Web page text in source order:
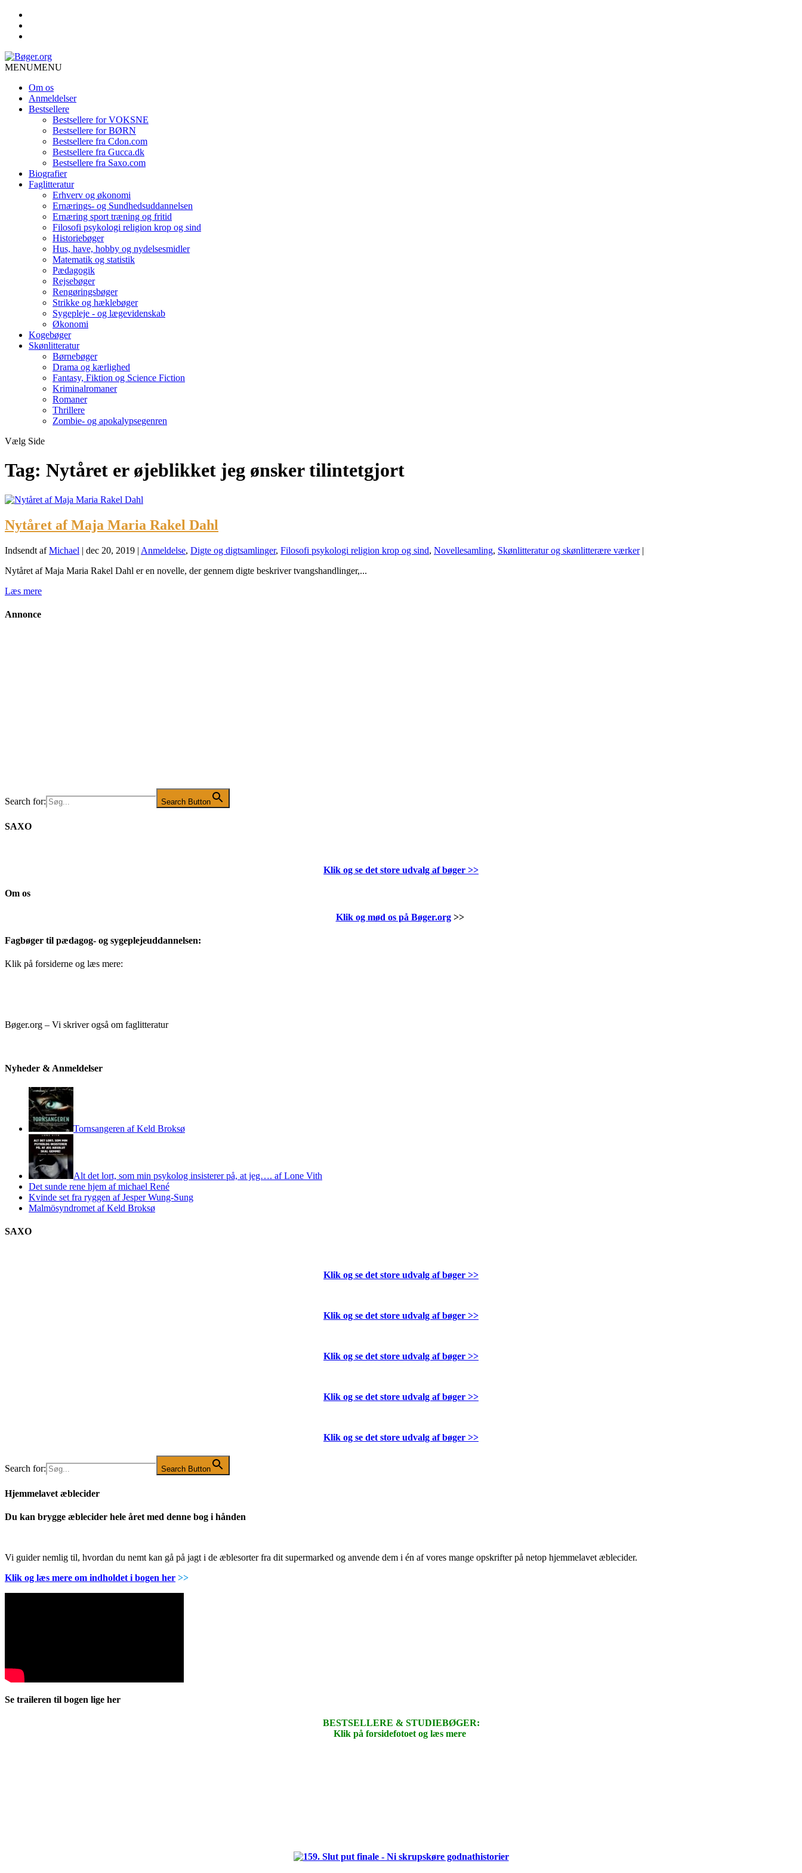
MENUMENU
Om os
Anmeldelser
Bestsellere
Bestsellere for VOKSNE
Bestsellere for BØRN
Bestsellere fra Cdon.com
Bestsellere fra Gucca.dk
Bestsellere fra Saxo.com
Biografier
Faglitteratur
Erhverv og økonomi
Ernærings- og Sundhedsuddannelsen
Ernæring sport træning og fritid
Filosofi psykologi religion krop og sind
Historiebøger
Hus, have, hobby og nydelsesmidler
Matematik og statistik
Pædagogik
Rejsebøger
Rengøringsbøger
Strikke og hæklebøger
Sygepleje - og lægevidenskab
Økonomi
Kogebøger
Skønlitteratur
Børnebøger
Drama og kærlighed
Fantasy, Fiktion og Science Fiction
Kriminalromaner
Romaner
Thrillere
Zombie- og apokalypsegenren
Vælg Side
Tag: Nytåret er øjeblikket jeg ønsker tilintetgjort
Nytåret af Maja Maria Rakel Dahl
Indsendt afMichael | dec 20, 2019 | Anmeldelse, Digte og digtsamlinger, Filosofi psykologi religion krop og sind, Novellesamling, Skønlitteratur og skønlitterære værker|
Nytåret af Maja Maria Rakel Dahl er en novelle, der gennem digte beskriver tvangshandlinger,...
Læs mere
Annonce
Search for: Search Button
SAXO
Klik og se det store udvalg af bøger >>
Om os
Klik og mød os på Bøger.org>>
Fagbøger til pædagog- og sygeplejeuddannelsen:
Klik på forsiderne og læs mere:
Bøger.org – Vi skriver også om faglitteratur
Nyheder & Anmeldelser
Tornsangeren af Keld Broksø
Alt det lort, som min psykolog insisterer på, at jeg…. af Lone Vith
Det sunde rene hjem af michael René
Kvinde set fra ryggen af Jesper Wung-Sung
Malmösyndromet af Keld Broksø
SAXO
Klik og se det store udvalg af bøger >>
Klik og se det store udvalg af bøger >>
Klik og se det store udvalg af bøger >>
Klik og se det store udvalg af bøger >>
Klik og se det store udvalg af bøger >>
Search for: Search Button
Hjemmelavet æblecider
Du kan brygge æblecider hele året med denne bog i hånden
Vi guider nemlig til, hvordan du nemt kan gå på jagt i de æblesorter fra dit supermarked og anvende dem i én af vores mange opskrifter på netop hjemmelavet æblecider.
Klik og læs mere om indholdet i bogen her >>
Se traileren til bogen lige her
BESTSELLERE & STUDIEBØGER:
Klik på forsidefotoet og læs mere